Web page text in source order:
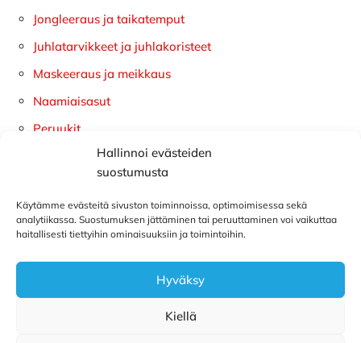
Hallinnoi evästeiden
suostumusta
Käytämme evästeitä sivuston toiminnoissa, optimoimisessa sekä
analytiikassa. Suostumuksen jättäminen tai peruuttaminen voi vaikuttaa
haitallisesti tiettyihin ominaisuuksiin ja toimintoihin.
Hyväksy
Kiellä
Jongleeraus ja taikatemput
Juhlatarvikkeet ja juhlakoristeet
Maskeeraus ja meikkaus
Naamiaisasut
Peruukit
Pilailu ja hauskat lahjat